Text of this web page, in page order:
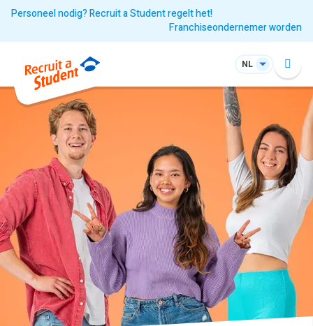
Personeel nodig? Recruit a Student regelt het!
Franchiseondernemer worden
NL